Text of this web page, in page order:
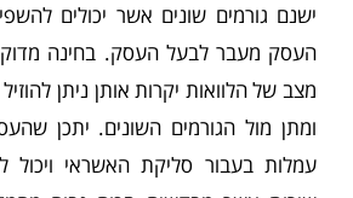
ישנם גורמים שונים אשר יכולים
העסק מעבר לבעל העסק. בחינה
מצב של הלוואות יקרות אותן ניתן
ומתן מול הגורמים השונים. יתכן
עמלות בעבור סליקת האשראי ויכול